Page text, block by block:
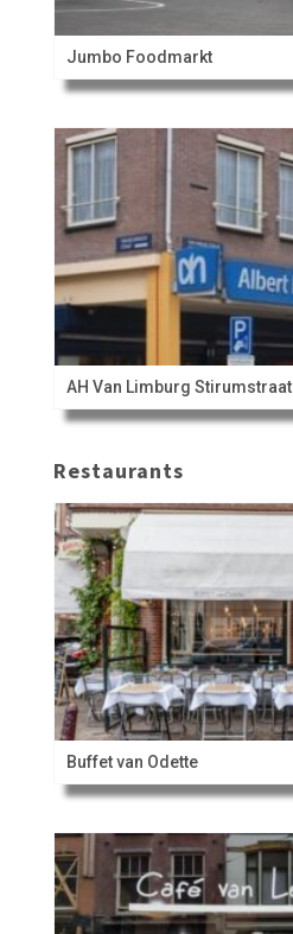
Jumbo Foodmarkt
AH Van Limburg Stirumstraat
Restaurants
Buffet van Odette